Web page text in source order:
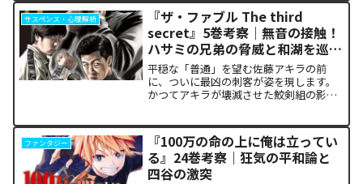
ど熱く焦がすのでしょうか。本記事で
は、13巻で明かされた驚愕...
サスペンス・心理解析
『ザ・ファブル The third
secret』5巻考察｜無音の接触！
ハサミの兄弟の脅威と和湖を巡る
因縁の真相
平穏な「普通」を望む佐藤アキラの前
に、ついに最凶の刺客が姿を現します。
かつてアキラが壊滅させた鮫剣組の影に
静寂が、一瞬にして極限の戦場へと変貌
するスリルに、多くの読者が...
ファンタジー
『100万の命の上に俺は立ってい
る』24巻考察｜狂気の平和論と
四谷の激突